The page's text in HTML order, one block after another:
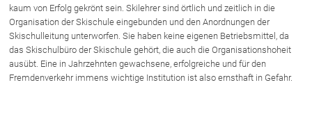
kaum von Erfolg gekrönt sein. Skilehrer sind örtlich und zeitlich in die
Organisation der Skischule eingebunden und den Anordnungen der
Skischulleitung unterworfen. Sie haben keine eigenen Betriebsmittel, da
das Skischulbüro der Skischule gehört, die auch die Organisationshoheit
ausübt. Eine in Jahrzehnten gewachsene, erfolgreiche und für den
Fremdenverkehr immens wichtige Institution ist also ernsthaft in Gefahr.